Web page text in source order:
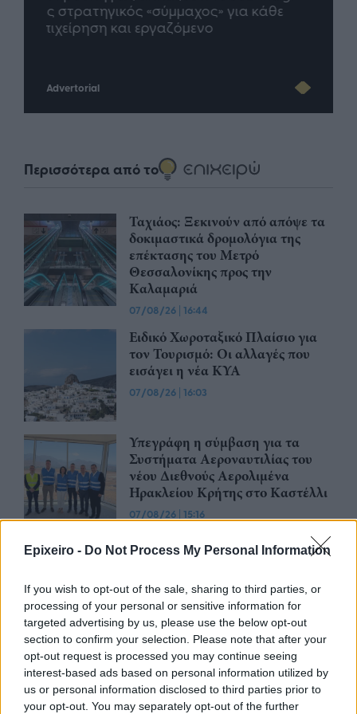
Epixeiro - Do Not Process My Personal Information
If you wish to opt-out of the sale, sharing to third parties, or
processing of your personal or sensitive information for
targeted advertising by us, please use the below opt-out
section to confirm your selection. Please note that after your
opt-out request is processed you may continue seeing
interest-based ads based on personal information utilized by
us or personal information disclosed to third parties prior to
your opt-out. You may separately opt-out of the further
μέλλον του Insurance στην εποχή του AI
Advertorial
Περισσότερα από το
Ταχιάος: Ξεκινούν από απόψε τα
δοκιμαστικά δρομολόγια της
επέκτασης του Μετρό
Θεσσαλονίκης προς την
Καλαμαριά
07/08/26 | 16:44
Ειδικό Χωροταξικό Πλαίσιο για
τον Τουρισμό: Οι αλλαγές που
εισάγει η νέα ΚΥΑ
07/08/26 | 16:03
Υπεγράφη η σύμβαση για τα
Συστήματα Αεροναυτιλίας του
νέου Διεθνούς Αερολιμένα
Ηρακλείου Κρήτης στο Καστέλλι
07/08/26 | 15:16
Δημόσιο: Άκυρες από 1η
θα αναρτώνται στις ιστοσελίδες
των φορέων
07/08/26|13:52
Ξεκινούν τα δοκιμαστικά
δρομολόγια της επέκτασης του
Μετρό Θεσσαλονίκης προς την
Καλαμαριά